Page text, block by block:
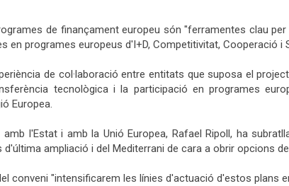
de finançament europeu són "ferramentes clau
programes europeus d'I+D, Competitivitat, Cooperació i
de col·laboració entre entitats que suposa el
tecnològica i la participació en programes
Europea.
l'Estat i amb la Unió Europea, Rafael Ripoll, ha
ampliació i del Mediterrani de cara a obrir opcions
conveni "intensificarem les línies d'actuació d'estos plans